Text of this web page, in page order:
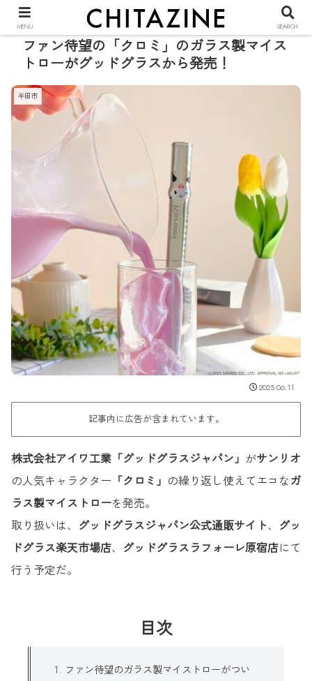
ファン待望の「クロミ」のガラス製マイス
トローがグッドグラスから発売！
半田市
2025.06.11
記事内に広告が含まれています。
株式会社アイワ工業「グッドグラスジャパン」 がサンリオ
の人気キャラクター 「クロミ」 の繰り返し使えてエコなガ
ラス製マイストローを発売。
取り扱いは、 グッドグラスジャパン公式通販サイト、 グッ
ドグラス楽天市場店、 グッドグラスラフォーレ原宿店にて
行う予定だ。
目次
ファン待望のガラス製マイストローがつい
MENU SEARCH